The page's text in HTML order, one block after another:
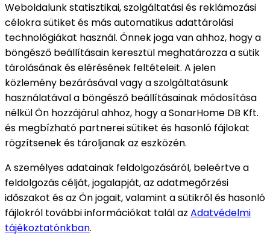
Weboldalunk statisztikai, szolgáltatási és reklámozási
célokra sütiket és más automatikus adattárolási
technológiákat használ. Önnek joga van ahhoz, hogy a
böngésző beállításain keresztül meghatározza a sütik
tárolásának és elérésének feltételeit. A jelen
közlemény bezárásával vagy a szolgáltatásunk
használatával a böngésző beállításainak módosítása
nélkül Ön hozzájárul ahhoz, hogy a SonarHome DB Kft.
és megbízható partnerei sütiket és hasonló fájlokat
rögzítsenek és tároljanak az eszközén.
A személyes adatainak feldolgozásáról, beleértve a
feldolgozás célját, jogalapját, az adatmegőrzési
időszakot és az Ön jogait, valamint a sütikről és hasonló
fájlokról további információkat talál az Adatvédelmi
tájékoztatónkban.